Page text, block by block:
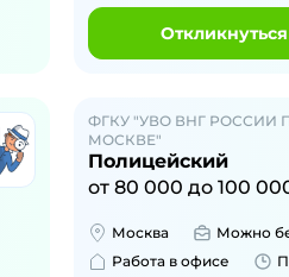
Откликнуться
ФГКУ "УВО ВНГ РОССИИ
МОСКВЕ"
Полицейский
от80 000 до100
Москва
Можно
Работа в офисе